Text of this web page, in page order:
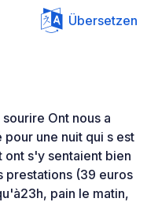
Übersetzen
Ont nous a
une nuit qui s est
ont s'y sentaient bien
prestations (39 euros
pain le matin,